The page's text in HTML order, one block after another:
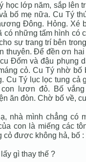
học lớp năm, sắp lên
bố mẹ nữa. Cu Tý
Đông. Hỏng. Xé
có những tấm hình có
sự trang trí bên
thuyên. Để đền ơn
Đốm và đậu phụng
cỏ. Cu Tý nhờ bố
Cu Tý lục lọc tung cả
con lươn đỏ. Bố
ăn đòn. Chờ bố về,
nhà mình chẳng có
con là miếng các
cỏ được không hả, bố :
gì thay thế ?